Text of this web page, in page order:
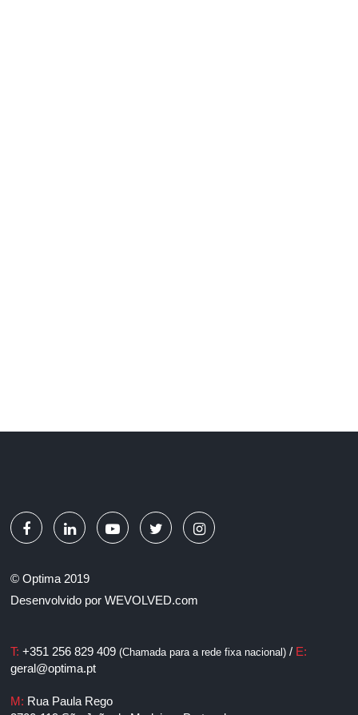
© Optima 2019
Desenvolvido porWEVOLVED.com
T: +351 256 829 409(Chamada para a rede fixa nacional) / E:
geral@optima.pt
M: Rua Paula Rego